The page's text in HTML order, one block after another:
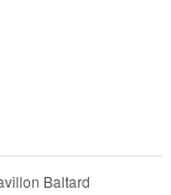
Baltard